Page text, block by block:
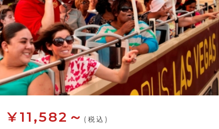
¥11,582～ (税込)